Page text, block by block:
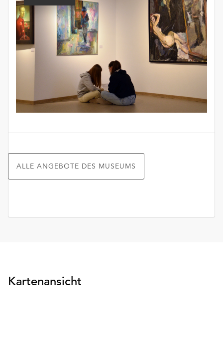
ALLE ANGEBOTE DES MUSEUMS
Kartenansicht